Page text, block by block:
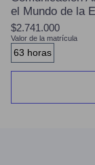
el Mundo de la
$2.741.000
Valor de la matrícula
63 horas